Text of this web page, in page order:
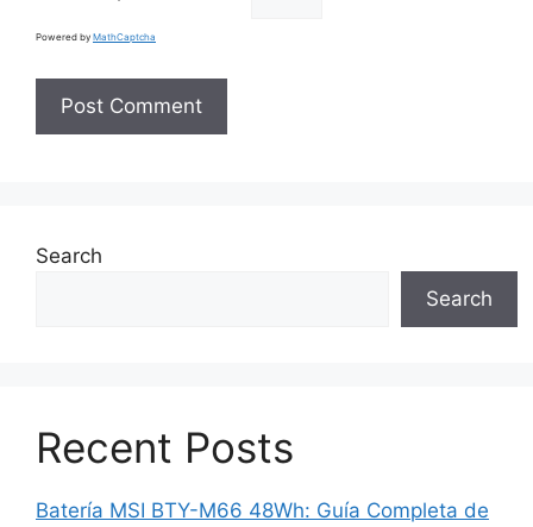
Powered by MathCaptcha
Search
Search
Recent Posts
Batería MSI BTY-M66 48Wh: Guía Completa de